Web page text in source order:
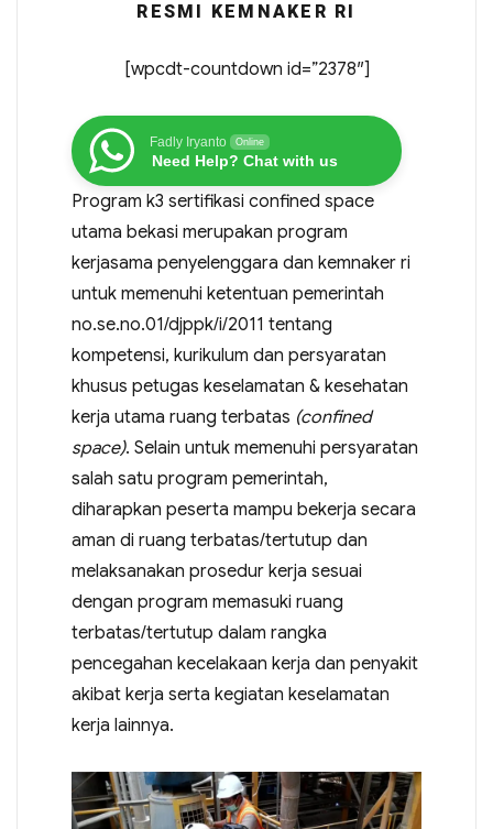
RESMI KEMNAKER RI
[wpcdt-countdown id=”2378″]
Fadly Iryanto Online
Need Help? Chat with us
Program k3 sertifikasi confined space
utama bekasi merupakan program
kerjasama penyelenggara dan kemnaker ri
untuk memenuhi ketentuan pemerintah
no.se.no.01/djppk/i/2011 tentang
kompetensi, kurikulum dan persyaratan
khusus petugas keselamatan & kesehatan
kerja utama ruang terbatas (confined
space). Selain untuk memenuhi persyaratan
salah satu program pemerintah,
diharapkan peserta mampu bekerja secara
aman di ruang terbatas/tertutup dan
melaksanakan prosedur kerja sesuai
dengan program memasuki ruang
terbatas/tertutup dalam rangka
pencegahan kecelakaan kerja dan penyakit
akibat kerja serta kegiatan keselamatan
kerja lainnya.